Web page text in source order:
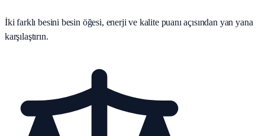
İki farklı besini besin öğesi, enerji ve kalite puanı açısından yan yana
karşılaştırın.